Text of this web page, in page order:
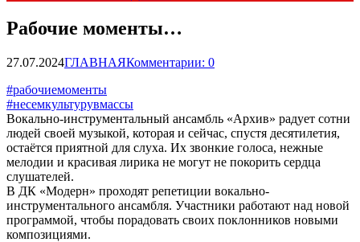
Рабочие моменты…
27.07.2024ГЛАВНАЯКомментарии: 0
#рабочиемоменты
#несемкультурувмассы
Вокально-инструментальный ансамбль «Архив» радует сотни
людей своей музыкой, которая и сейчас, спустя десятилетия,
остаётся приятной для слуха. Их звонкие голоса, нежные
мелодии и красивая лирика не могут не покорить сердца
слушателей.
В ДК «Модерн» проходят репетиции вокально-
инструментального ансамбля. Участники работают над новой
программой, чтобы порадовать своих поклонников новыми
композициями.